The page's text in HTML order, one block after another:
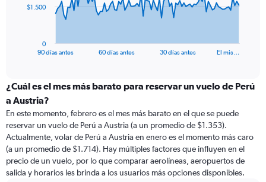
The
categories.
Range:
categories.
The
chart
has
1
Y
90 días antes 60 días antes 30 días antes El mis…
0
$1.500
¿Cuál es el mes más barato para reservar un vuelo de Perú
a Austria?
En este momento, febrero es el mes más barato en el que se puede
reservar un vuelo de Perú a Austria (a un promedio de $1.353).
Actualmente, volar de Perú a Austria en enero es el momento más caro
(a un promedio de $1.714). Hay múltiples factores que influyen en el
precio de un vuelo, por lo que comparar aerolíneas, aeropuertos de
salida y horarios les brinda a los usuarios más opciones disponibles.